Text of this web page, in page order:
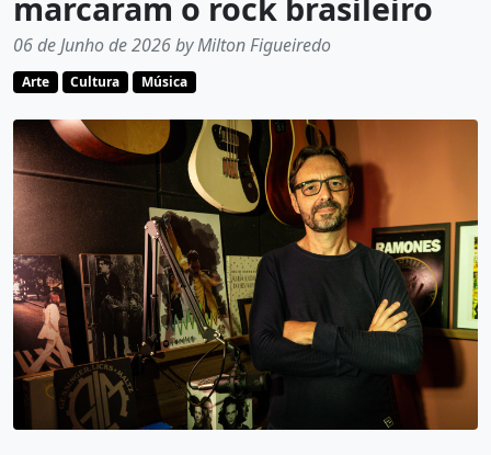
06 de Junho de 2026 by Milton Figueiredo
Arte Cultura Música